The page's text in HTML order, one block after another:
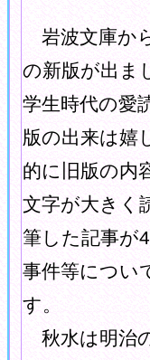
岩波文庫か
の新版が出ま
学生時代の愛
版の出来は嬉
的に旧版の内
文字が大きく
筆した記事が
事件等につい
す。
秋水は明治